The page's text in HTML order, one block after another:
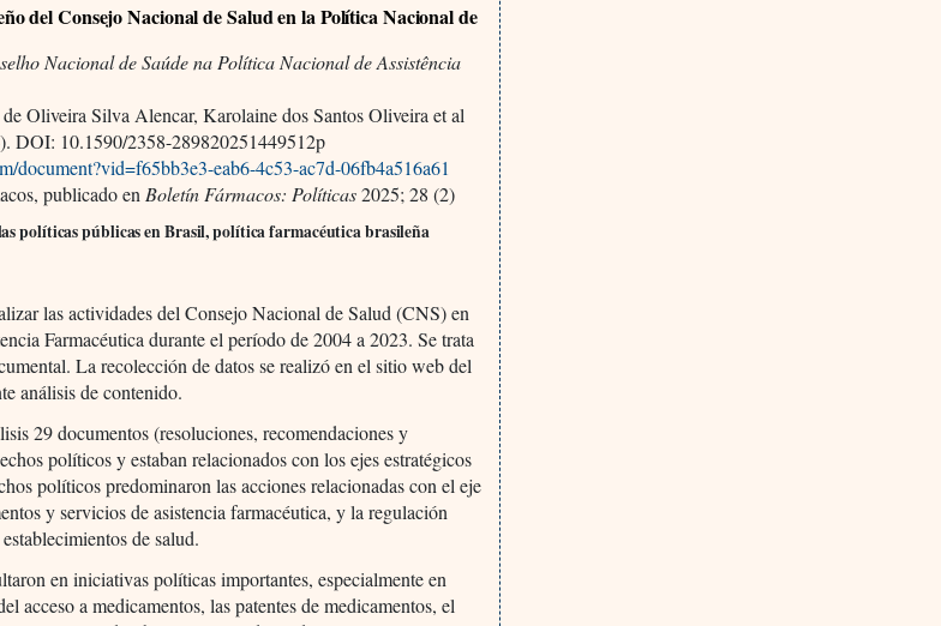
del Consejo Nacional de Salud en la Política Nacional de
Nacional de Saúde na Política Nacional de Assistência
Oliveira Silva Alencar, Karolaine dos Santos Oliveira et al
DOI: 10.1590/2358-289820251449512p
document?vid=f65bb3e3-eab6-4c53-ac7d-06fb4a516a61
publicado enBoletín Fármacos: Políticas2025; 28 (2)
políticas públicas en Brasil, política farmacéutica brasileña
las actividades del Consejo Nacional de Salud (CNS) en
Farmacéutica durante el período de 2004 a 2023. Se trata
La recolección de datos se realizó en el sitio web del
análisis de contenido.
29 documentos (resoluciones, recomendaciones y
políticos y estaban relacionados con los ejes estratégicos
políticos predominaron las acciones relacionadas con el eje
y servicios de asistencia farmacéutica, y la regulación
de salud.
en iniciativas políticas importantes, especialmente en
acceso a medicamentos, las patentes de medicamentos, el